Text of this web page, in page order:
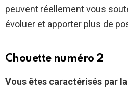
peuvent réellement vous
évoluer et apporter plus de
Chouette numéro 2
Vous êtes caractérisés par